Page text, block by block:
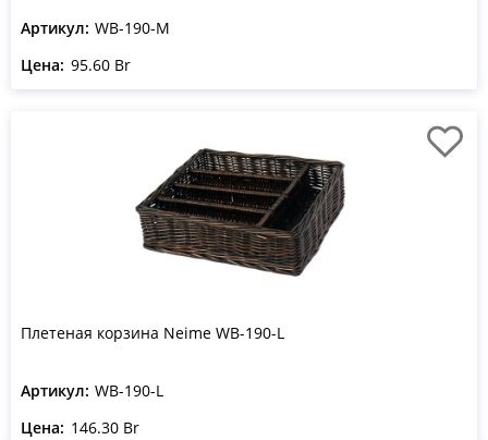
Артикул: WB-190-M
Цена: 95.60 Br
Плетеная корзина Neime WB-190-L
Артикул: WB-190-L
Цена: 146.30 Br